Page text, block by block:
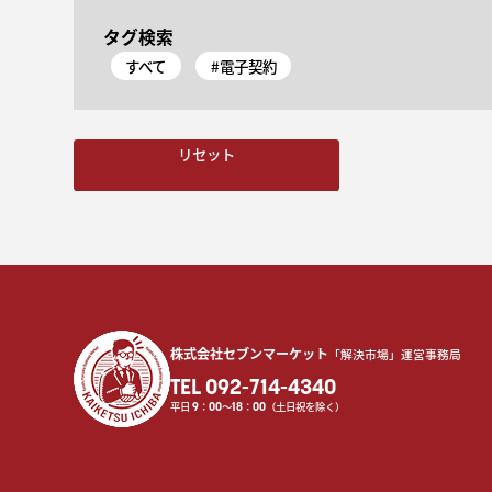
タグ検索
すべて #電子契約
リセット
株式会社セブンマーケット 「解決市場」運営事務局
TEL 092-714-4340
平日 9： 00〜18： 00（土日祝を除く）